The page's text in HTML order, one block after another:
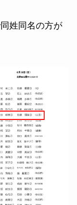
姓同名の方が